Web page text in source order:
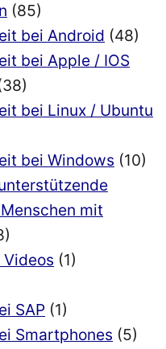
(85)
bei Android (48)
bei Apple / IOS
bei Linux / Ubuntu
bei Windows (10)
mit
(1)
SAP (1)
Smartphones (5)